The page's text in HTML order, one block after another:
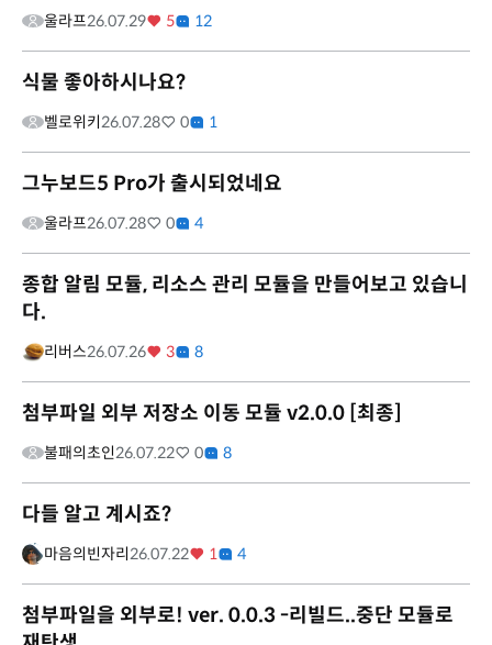
울라프26.07.29 5 12
식물 좋아하시나요?
벨로위키26.07.28 0 1
그누보드5 Pro가 출시되었네요
울라프26.07.28 0 4
종합 알림 모듈, 리소스 관리 모듈을 만들어보고 있습니
다.
리버스26.07.26 3 8
첨부파일 외부 저장소 이동 모듈 v2.0.0 [최종]
불패의초인26.07.22 0 8
다들 알고 계시죠?
마음의빈자리26.07.22 1 4
첨부파일을 외부로! ver. 0.0.3 -리빌드..중단 모듈로